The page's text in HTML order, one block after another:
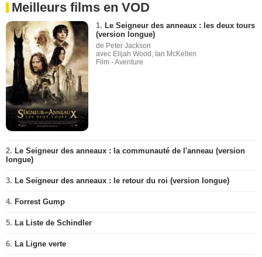
Meilleurs films en VOD
1. Le Seigneur des anneaux : les deux tours
(version longue)
de Peter Jackson
avec Elijah Wood, Ian McKellen
Film - Aventure
2. Le Seigneur des anneaux : la communauté de l'anneau (version
longue)
3. Le Seigneur des anneaux : le retour du roi (version longue)
4. Forrest Gump
5. La Liste de Schindler
6. La Ligne verte